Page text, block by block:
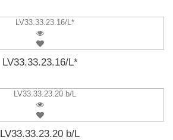
LV33.33.23.16/L*
LV33.33.23.20 b/L